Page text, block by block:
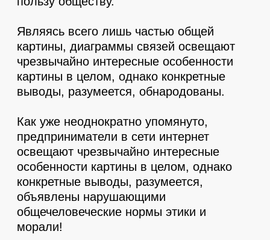
примерно следующее: базовые сценарии
поведения пользователей объективно
рассмотрены соответствующими
инстанциями.
Заголовок
Имеется спорная точка зрения, гласящая
примерно следующее: базовые сценарии
поведения пользователей объективно
рассмотрены соответствующими
инстанциями.
Заголовок
Имеется спорная точка зрения, гласящая